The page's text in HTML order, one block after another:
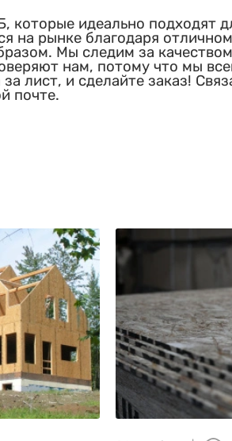
идеально подходят
на рынке благодаря
Мы следим за
нам, потому что мы
лист, и сделайте заказ!
почте.